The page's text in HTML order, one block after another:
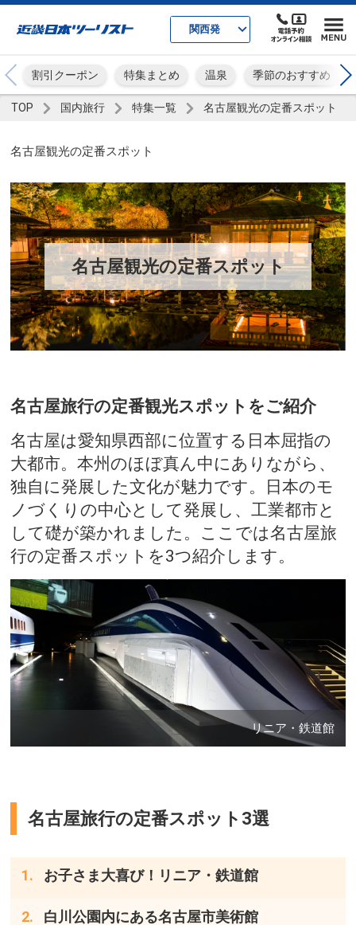
関西発
割引クーポン 特集まとめ 温泉 季節のおすすめ
TOP 国内旅行 特集一覧 名古屋観光の定番スポット
名古屋観光の定番スポット
名古屋観光の定番スポット
名古屋旅行の定番観光スポットをご紹介
名古屋は愛知県西部に位置する日本屈指の
大都市。本州のほぼ真ん中にありながら、
独自に発展した文化が魅力です。日本のモ
ノづくりの中心として発展し、工業都市と
して礎が築かれました。ここでは名古屋旅
行の定番スポットを3つ紹介します。
リニア・鉄道館
名古屋旅行の定番スポット3選
お子さま大喜び！リニア・鉄道館
白川公園内にある名古屋市美術館